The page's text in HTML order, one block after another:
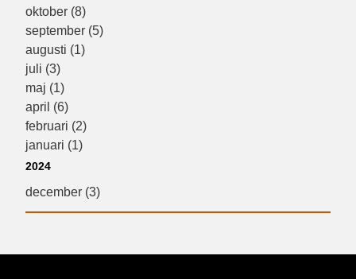
oktober (8)
september (5)
augusti (1)
juli (3)
maj (1)
april (6)
februari (2)
januari (1)
2024
december (3)